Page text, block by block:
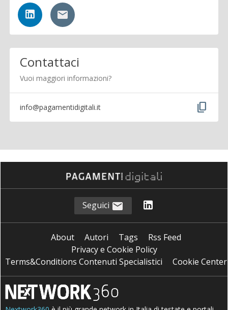
Contattaci
Vuoi maggiori informazioni?
info@pagamentidigitali.it content_copy
Seguici
About Autori Tags
Rss Feed
Privacy e Cookie Policy
Terms&Conditions Contenuti Specialistici
Cookie Center